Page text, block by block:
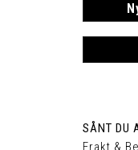
SÅNT DU